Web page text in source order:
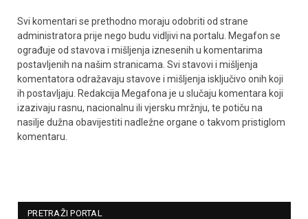
Svi komentari se prethodno moraju odobriti od strane
administratora prije nego budu vidljivi na portalu. Megafon se
ograđuje od stavova i mišljenja iznesenih u komentarima
postavljenih na našim stranicama. Svi stavovi i mišljenja
komentatora odražavaju stavove i mišljenja isključivo onih koji
ih postavljaju. Redakcija Megafona je u slučaju komentara koji
izazivaju rasnu, nacionalnu ili vjersku mržnju, te potiču na
nasilje dužna obavijestiti nadležne organe o takvom pristiglom
komentaru.
PRETRAŽI PORTAL